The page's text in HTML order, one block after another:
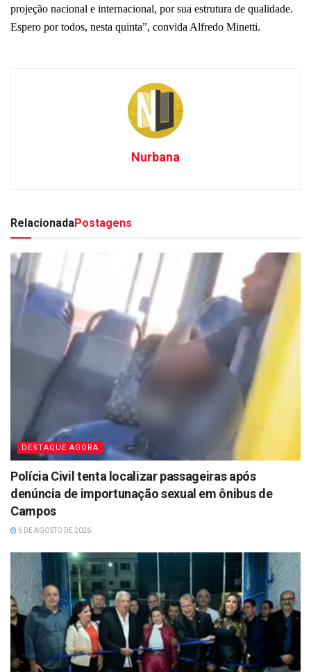
projeção nacional e internacional, por sua estrutura de qualidade.
Espero por todos, nesta quinta”, convida Alfredo Minetti.
Nurbana
RelacionadaPostagens
DESTAQUE AGORA
Polícia Civil tenta localizar passageiras após
denúncia de importunação sexual em ônibus de
Campos
6 DE AGOSTO DE 2026